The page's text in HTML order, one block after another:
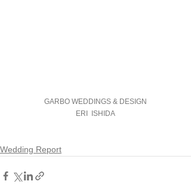
GARBO WEDDINGS & DESIGN
ERI  ISHIDA
Wedding Report